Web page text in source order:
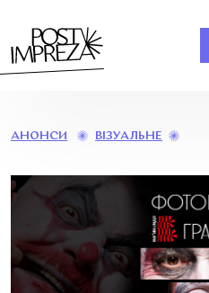
АНОНСИ ВІЗУАЛЬНЕ